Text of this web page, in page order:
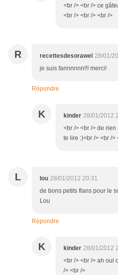
<br /> <br /> ce
<br /> <br /> <br />
R recettesdesorawel 28/01/
je suis fannnnnn!!! merci!
Répondre
K kinder 28/01/2012
<br /> <br /> de rien
te lire :)<br /> <br />
L lou 28/01/2012 20:31
de bons petits flans pour le
Lou
Répondre
K kinder 28/01/2012
<br /> <br /> ah oui
/> <br />